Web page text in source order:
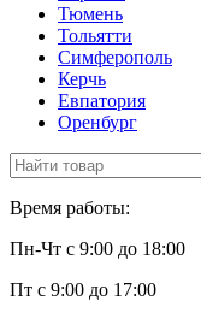
Тюмень
Тольятти
Симферополь
Керчь
Евпатория
Оренбург
Время работы:
Пн-Чт с 9:00 до 18:00
Пт с 9:00 до 17:00